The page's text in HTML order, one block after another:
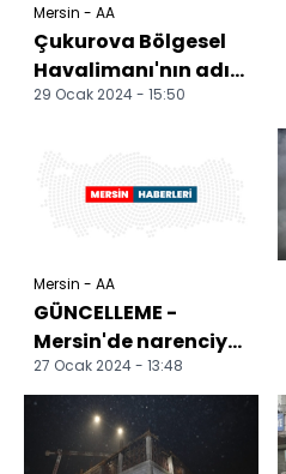
Mersin - AA
Çukurova Bölgesel
Havalimanı'nın adı
"Çukurova
29 Ocak 2024 - 15:50
Mersin - AA
GÜNCELLEME -
Mersin'de narenciye
paketleme
fabrikasında çıkan
yangın kontro...
27 Ocak 2024 - 13:48